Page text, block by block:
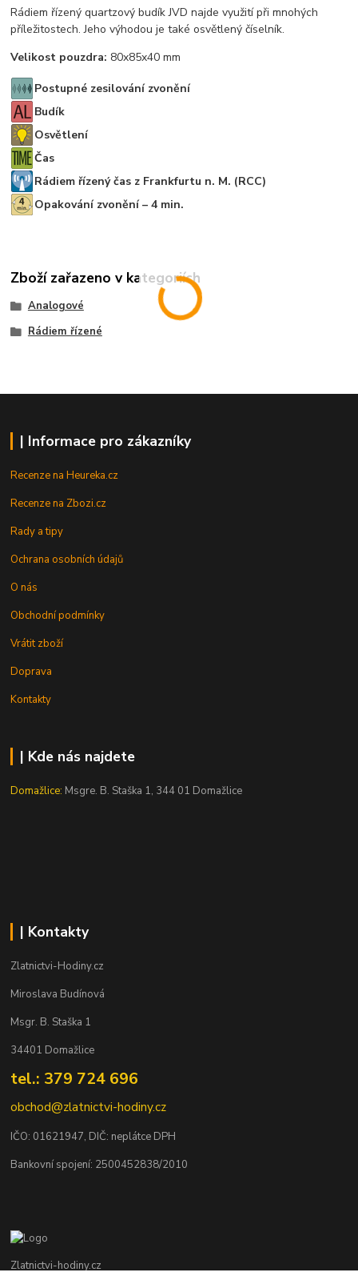
Rádiem řízený quartzový budík JVD najde využití při mnohých
příležitostech. Jeho výhodou je také osvětlený číselník.
Velikost pouzdra: 80x85x40 mm
Postupné zesilování zvonění
Budík
Osvětlení
Čas
Rádiem řízený čas z Frankfurtu n. M. (RCC)
Opakování zvonění – 4 min.
Zboží zařazeno v kategoriích
Analogové
Rádiem řízené
| Informace pro zákazníky
Recenze na Heureka.cz
Recenze na Zbozi.cz
Rady a tipy
Ochrana osobních údajů
O nás
Obchodní podmínky
Vrátit zboží
Doprava
Kontakty
| Kde nás najdete
Domažlice: Msgre. B. Staška 1, 344 01 Domažlice
| Kontakty
Zlatnictvi-Hodiny.cz
Miroslava Budínová
Msgr. B. Staška 1
34401 Domažlice
tel.: 379 724 696
obchod@zlatnictvi-hodiny.cz
IČO: 01621947, DIČ: neplátce DPH
Bankovní spojení: 2500452838/2010
Zlatnictvi-hodiny.cz